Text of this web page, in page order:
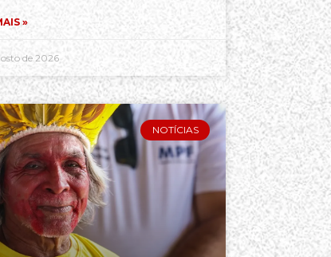
»
de 2026
NOTÍCIAS